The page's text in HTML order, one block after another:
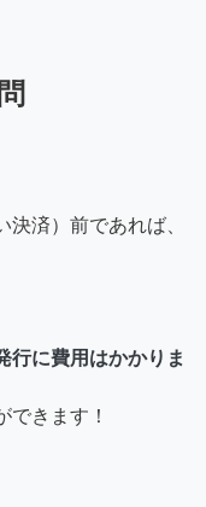
済）前であれば、
行に費用はかかりま
できます！